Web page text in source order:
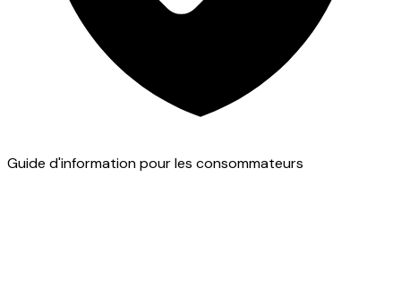
Guide d'information pour les consommateurs